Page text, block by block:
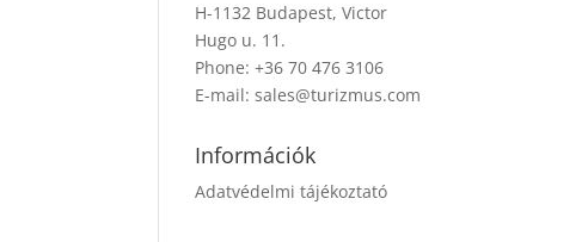
H-1132 Budapest, Victor
Hugo u. 11.
Phone: +36 70 476 3106
E-mail:sales@turizmus.com
Információk
Adatvédelmi tájékoztató